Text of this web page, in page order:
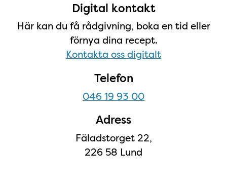
Digital kontakt
Här kan du få rådgivning, boka en tid eller
förnya dina recept.
Kontakta oss digitalt
Telefon
046 19 93 00
Adress
Fäladstorget 22,
226 58 Lund